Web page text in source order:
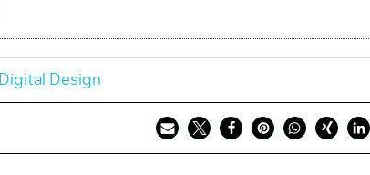
Digital Design